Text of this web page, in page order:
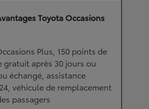
Toyota Occasions
Plus, 150 points de
après 30 jours ou
échangé, assistance
véhicule de remplacement
passagers